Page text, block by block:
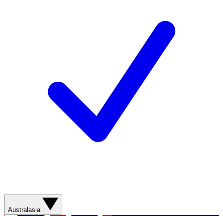
Australasia